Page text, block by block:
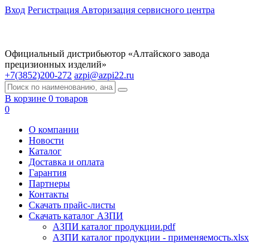
Вход Регистрация Авторизация сервисного центра
Официальный дистрибьютор «Алтайского завода
прецизионных изделий»
+7(3852)200-272 azpi@azpi22.ru
В корзине 0 товаров
0
О компании
Новости
Каталог
Доставка и оплата
Гарантия
Партнеры
Контакты
Скачать прайс-листы
Скачать каталог АЗПИ
АЗПИ каталог продукции.pdf
АЗПИ каталог продукции - применяемость.xlsx